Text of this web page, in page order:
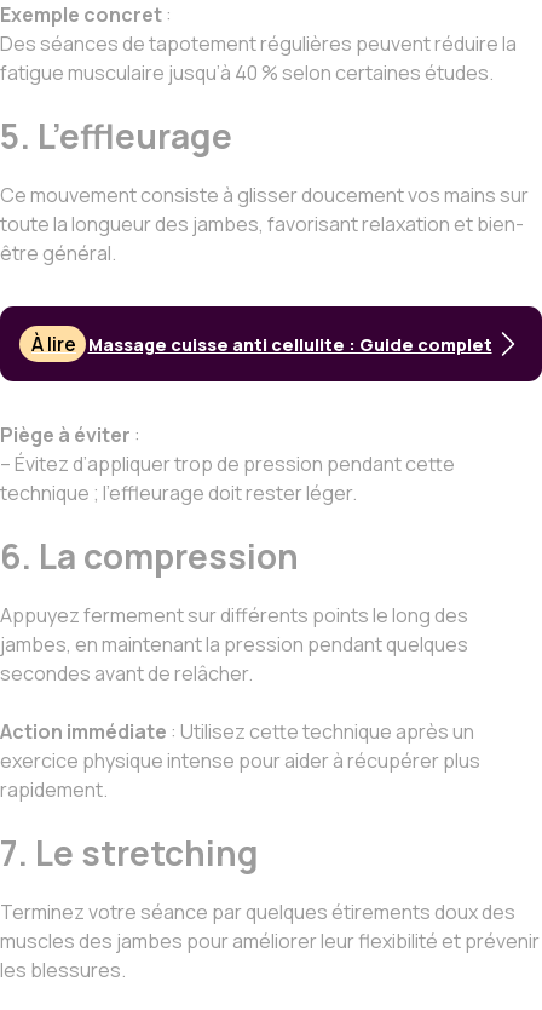
Exemple concret :
Des séances de tapotement régulières peuvent réduire la
fatigue musculaire jusqu’à 40 % selon certaines études.
5. L’effleurage
Ce mouvement consiste à glisser doucement vos mains sur
toute la longueur des jambes, favorisant relaxation et bien-
être général.
À lire Massage cuisse anti cellulite : Guide complet
Piège à éviter :
– Évitez d’appliquer trop de pression pendant cette
technique ; l’effleurage doit rester léger.
6. La compression
Appuyez fermement sur différents points le long des
jambes, en maintenant la pression pendant quelques
secondes avant de relâcher.
Action immédiate : Utilisez cette technique après un
exercice physique intense pour aider à récupérer plus
rapidement.
7. Le stretching
Terminez votre séance par quelques étirements doux des
muscles des jambes pour améliorer leur flexibilité et prévenir
les blessures.